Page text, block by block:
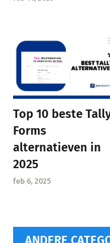
Top 10 beste
Forms
alternatieven in
2025
feb 6, 2025
ANDERE